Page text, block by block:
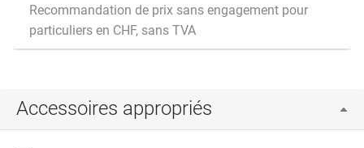
Recommandation de prix sans engagement pour
particuliers en CHF, sans TVA
Accessoires appropriés